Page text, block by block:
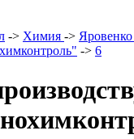
-> Химия ->
-> 6